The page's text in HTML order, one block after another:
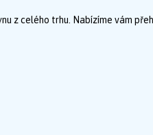
z celého trhu. Nabízíme vám